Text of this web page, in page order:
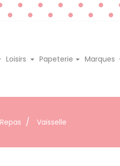
Loisirs Papeterie Marques
Repas Vaisselle